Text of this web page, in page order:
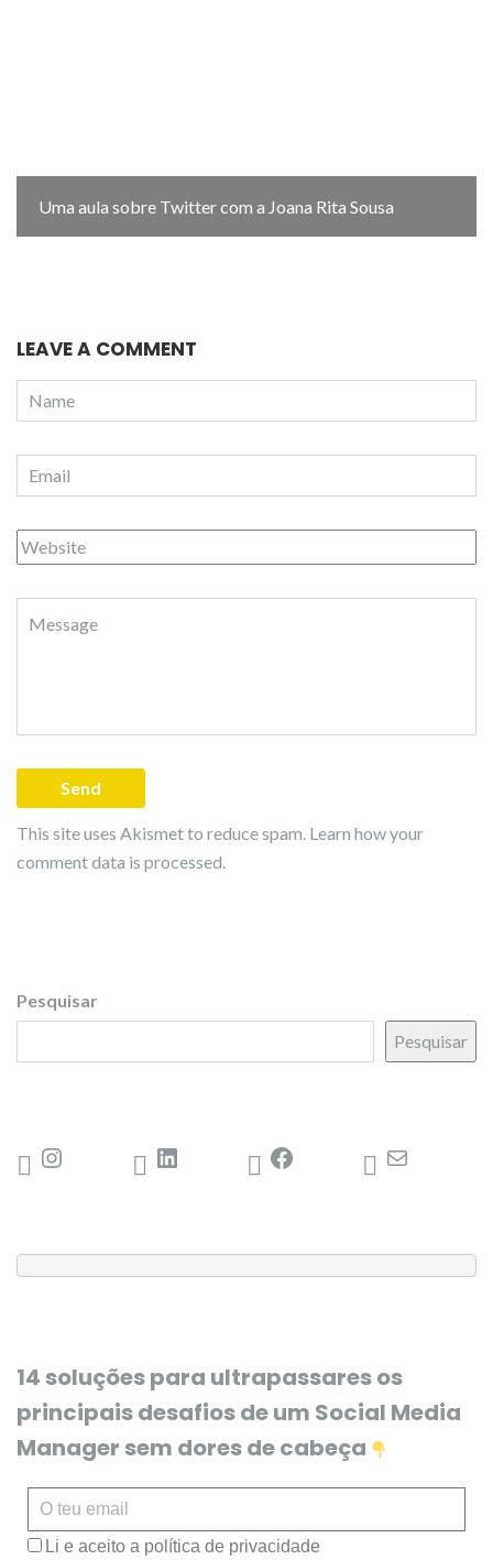
Uma aula sobre Twitter com a Joana Rita Sousa
LEAVE A COMMENT
This site uses Akismet to reduce spam. Learn how your
comment data is processed.
Pesquisar
Pesquisar
14 soluções para ultrapassares os
principais desafios de um Social Media
Manager sem dores de cabeça
Li e aceito a política de privacidade